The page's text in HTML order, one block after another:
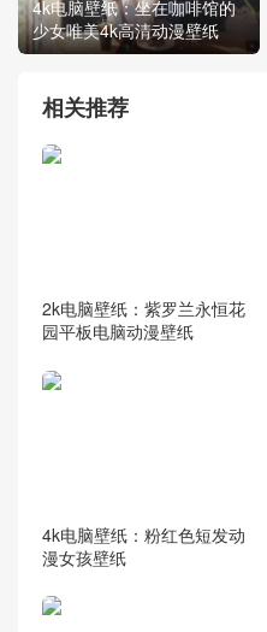
4k电脑壁纸：坐在咖啡馆的
少女唯美4k高清动漫壁纸
相关推荐
2k电脑壁纸：紫罗兰永恒花
园平板电脑动漫壁纸
4k电脑壁纸：粉红色短发动
漫女孩壁纸